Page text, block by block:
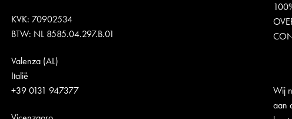
KVK: 70902534
BTW: NL 8585.04.297.B.01
Valenza (AL)
Italië
+39 0131 947377
Wij
aan